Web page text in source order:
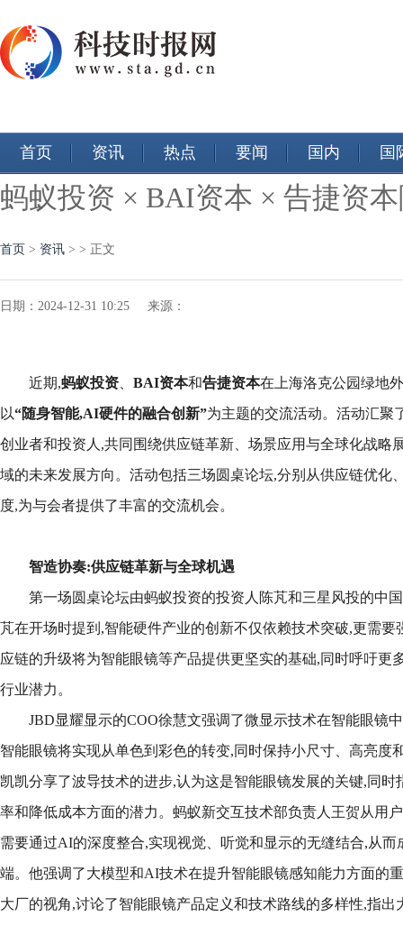
首页 资讯 热点 要闻 国内 国
蚂蚁投资 × BAI资本 × 告捷资
首页 > 资讯 > > 正文
日期：2024-12-31 10:25 来源：
近期,蚂蚁投资 BAI资本和告捷资本在上海洛克公园绿地
以“随身智能,AI硬件的融合创新”为主题的交流活动。活动汇聚
创业者和投资人,共同围绕供应链革新、场景应用与全球化战略
域的未来发展方向。活动包括三场圆桌论坛,分别从供应链优化
度,为与会者提供了丰富的交流机会。
智造协奏:供应链革新与全球机遇
第一场圆桌论坛由蚂蚁投资的投资人陈芃和三星风投的中
芃在开场时提到,智能硬件产业的创新不仅依赖技术突破,更需要
应链的升级将为智能眼镜等产品提供更坚实的基础,同时呼吁更
行业潜力。
JBD显耀显示的COO徐慧文强调了微显示技术在智能眼镜
智能眼镜将实现从单色到彩色的转变,同时保持小尺寸、高亮度
凯凯分享了波导技术的进步,认为这是智能眼镜发展的关键,同时
率和降低成本方面的潜力。蚂蚁新交互技术部负责人王贺从用
需要通过AI的深度整合,实现视觉、听觉和显示的无缝结合,从
端。他强调了大模型和AI技术在提升智能眼镜感知能力方面的
大厂的视角,讨论了智能眼镜产品定义和技术路线的多样性,指